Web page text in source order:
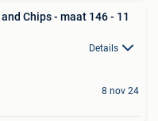
Chips - maat 146 - 11
Details
8 nov 24